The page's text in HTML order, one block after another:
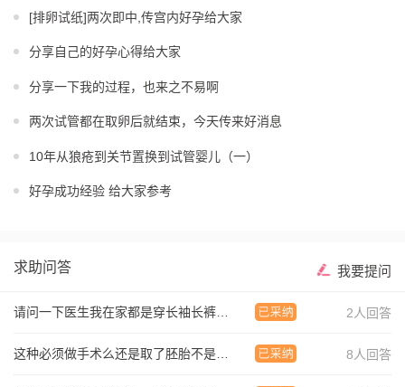
[排卵试纸]两次即中,传宫内好孕给大家
分享自己的好孕心得给大家
分享一下我的过程，也来之不易啊
两次试管都在取卵后就结束，今天传来好消息
10年从狼疮到关节置换到试管婴儿（一）
好孕成功经验 给大家参考
求助问答 我要提问
2人回答
8人回答